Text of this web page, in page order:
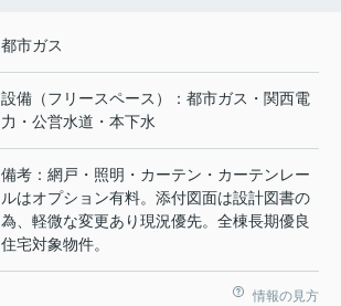
都市ガス
設備（フリースペース）：都市ガス・関西電
力・公営水道・本下水
備考：網戸・照明・カーテン・カーテンレー
ルはオプション有料。添付図面は設計図書の
為、軽微な変更あり現況優先。全棟長期優良
住宅対象物件。
情報の見方